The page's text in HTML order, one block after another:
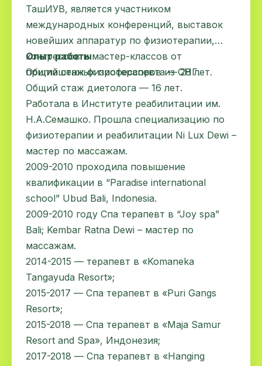
ТашИУВ, является участником
международных конференций, выставок
новейших аппаратур по физиотерапии,
конгрессов и мастер-классов от
приглашенных профессоров из СНГ.
Опыт работы
Общий стаж физиотерапевта — 28 лет.
Общий стаж диетолога — 16 лет.
Работала в Институте реабилитации им.
Н.А.Семашко. Прошла специализацию по
физиотерапии и реабилитации Ni Lux Dewi –
мастер по массажам.
2009-2010 проходила повышение
квалификации в “Paradise international
school” Ubud Bali, Indonesia.
2009-2010 году Спа терапевт в “Joy spa”
Bali; Kembar Ratna Dewi – мастер по
массажам.
2014-2015 — терапевт в «Komaneka
Tangayudа Resort»;
2015-2017 — Спа терапевт в «Puri Gangs
Resort»;
2015-2018 — Спа терапевт в «Maja Samur
Resort and Spa», Индонезия;
2017-2018 — Спа терапевт в «Hanging